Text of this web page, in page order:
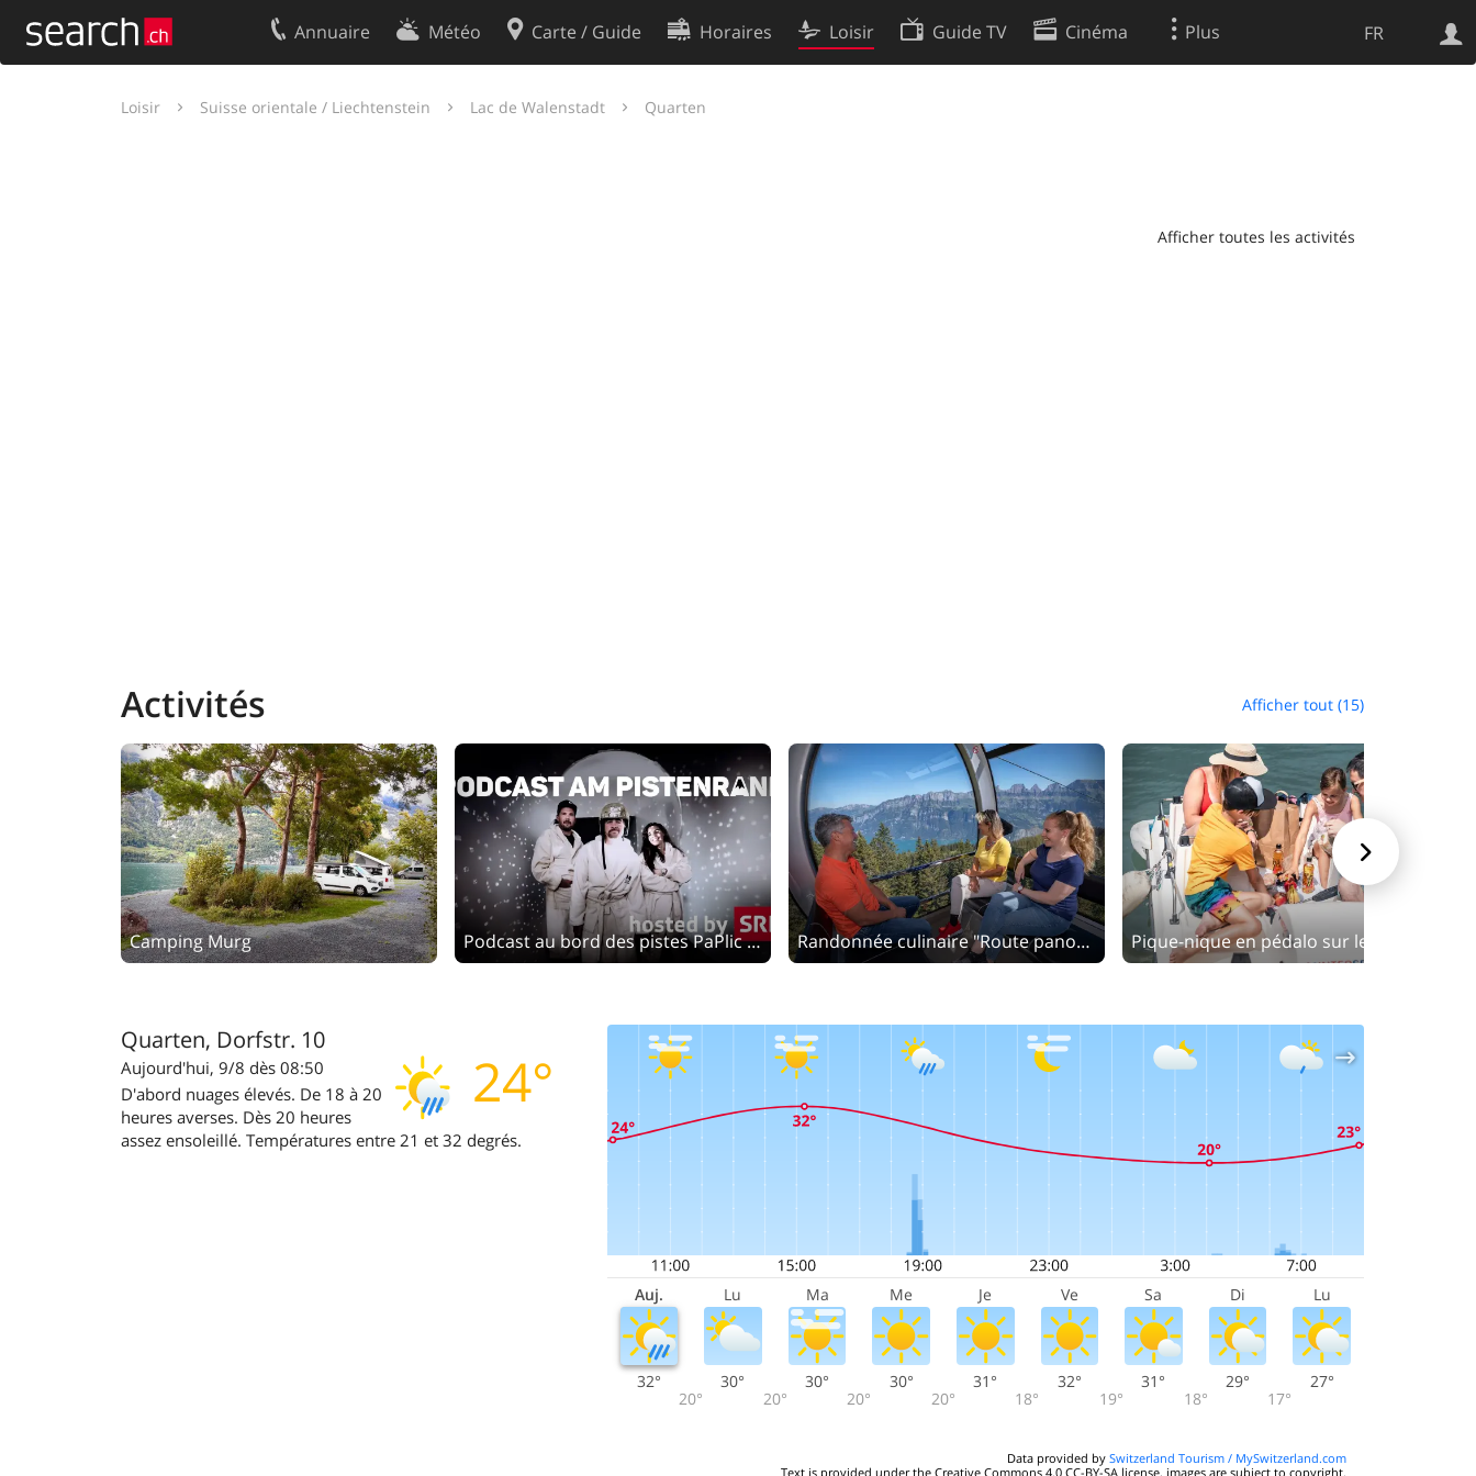
FR
Annuaire Météo Carte / Guide Horaires Loisir Guide TV Cinéma Plus
Loisir Suisse orientale / Liechtenstein Lac de Walenstadt Quarten
Afficher toutes les activités
Activités Afficher tout (15)

Camping Murg Podcast au bord des pistes PaPlic Viewing au Flumserberg Randonnée culinaire "Route panoramique Flumserberg"
Quarten, Dorfstr. 10
24°
Aujourd'hui, 9/8 dès 08:50
D'abord nuages élevés. De 18 à 20
heures averses. Dès 20 heures
assez ensoleillé. Températures entre 21 et 32 degrés.
Auj. Lu Ma Me Je Ve Sa Di Lu
32°
20°
30°
20°
30°
20°
30°
20°
31°
18°
32°
19°
31°
18°
29°
17°
27°
Data provided by Switzerland Tourism / MySwitzerland.com
Text is provided under the Creative Commons 4.0 CC-BY-SA license, images are subject to copyright.
Votre inscription
Contact